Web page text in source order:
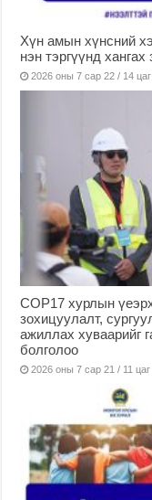
Хүн амын хүнсний
нэн тэргүүнд
2026 оны 7 сар 22 / 14
COP17 хурлын
зохицуулалт,
ажиллах хуваарийг
болголоо
2026 оны 7 сар 21 / 11